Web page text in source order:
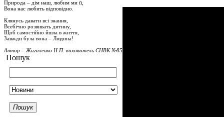
Природа – дім наш, любим ми її,
Вона нас любить відповідно.
Клянусь давати всі знання,
Всебічно розвивать дитину,
Щоб самостійно йшла в життя,
Завжди була вона – Людина!
Автор – Жигаленко Н.П. вихователь СНВК №85
Пошук
Пошук